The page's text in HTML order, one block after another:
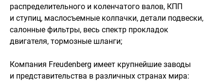
распределительного и коленчатого валов, КПП
и ступиц, маслосъемные колпачки, детали подвески,
салонные фильтры, весь спектр прокладок
двигателя, тормозные шланги;
Компания Freudenberg имеет крупнейшие заводы
и представительства в различных странах мира: